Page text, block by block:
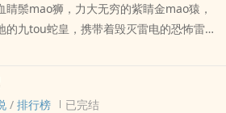
睛鬃mao狮，力大无穷的紫睛金mao猿，
的九tou蛇皇，携带着毁灭雷电的恐怖雷龙
小…
/ 排行榜
已完结